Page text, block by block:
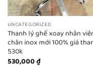
UNCATEGORIZED
Thanh lý ghế xoay nhân
chân inox mới 100% giá
530k
530,000₫